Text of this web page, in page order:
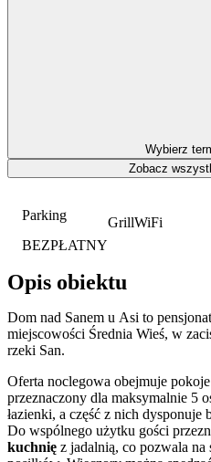
Parking
BEZPŁATNY
GrillWiFi
Opis obiektu
Dom nad Sanem u Asi to
miejscowości Średnia Wieś, w
rzeki San.
Oferta noclegowa obejmuje
przeznaczony dla maksymalnie 5
łazienki, a część z nich
Do wspólnego użytku gości
kuchnię z jadalnią, co pozwala
Wybierz
Zobacz